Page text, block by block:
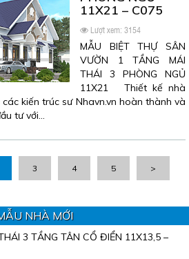
11X21 – C075
Lượt xem: 3154
MẪU BIỆT THỰ SÂN
VƯỜN 1 TẦNG MÁI
THÁI 3 PHÒNG NGỦ
11X21 Thiết kế nhà
kiến trúc sư Nhavn.vn hoàn thành và
tư với…
3 4 5 >
NHÀ MỚI
3 TẦNG TÂN CỔ ĐIỂN 11X13,5 –